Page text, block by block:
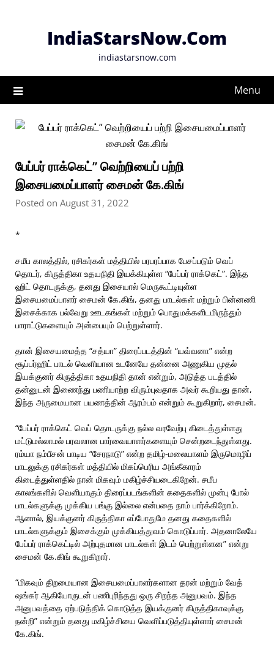
IndiaStarsNow.Com
indiastarsnow.com
Menu
பேப்பர் ராக்கெட்” வெற்றியைப் பற்றி
இசையமைப்பாளர் சைமன் கே.கிங்
Posted on August 31, 2022
*
சமீப காலத்தில், ரசிகர்கள் மத்தியில் பரபரப்பாக பேசப்படும் வெப்
தொடர், கிருத்திகா உதயநிதி இயக்கியுள்ள “பேப்பர் ராக்கெட்”. இந்த
ஹிட் தொடருக்கு, தனது இசையால் மெருகூட்டியுள்ள
இசையமைப்பாளர் சைமன் கே.கிங், தனது பாடல்கள் மற்றும் பின்னணி
இசைக்காக பல்வேறு ஊடகங்கள் மற்றும் பொதுமக்களிடமிருந்தும்
பாராட்டுகளையும் அன்பையும் பெற்றுள்ளார்.
தான் இசையமைத்த “சத்யா” திரைப்படத்தின் “யவ்வனா” என்ற
சூப்பர்ஹிட் பாடல் வெளியான உடனேயே தன்னை அணுகிய முதல்
இயக்குனர் கிருத்திகா உதயநிதி தான் என்றும், அடுத்த படத்தில்
தன்னுடன் இணைந்து பணியாற்ற விரும்புவதாக அவர் கூறியது தான்,
இந்த அருமையான பயணத்தின் ஆரம்பம் என்றும் கூறுகிறார், சைமன்.
“பேப்பர் ராக்கெட் வெப் தொடருக்கு நல்ல வரவேற்பு கிடைத்துள்ளது
மட்டுமல்லாமல் பரவலான பார்வையாளர்களையும் சென்றடைந்துள்ளது.
ரம்யா நம்பீசன் பாடிய “சேரநாடு” என்ற தமிழ்-மலையாளம் இருமொழிப்
பாடலுக்கு ரசிகர்கள் மத்தியில் மிகப்பெரிய அங்கீகாரம்
கிடைத்துள்ளதில் நான் மிகவும் மகிழ்ச்சியடைகிறேன். சமீப
காலங்களில் வெளியாகும் திரைப்படங்களின் கதைகளில் முன்பு போல்
பாடல்களுக்கு முக்கிய பங்கு இல்லை என்பதை நாம் பார்க்கிறோம்.
ஆனால், இயக்குனர் கிருத்திகா எப்போதுமே தனது கதைகளில்
பாடல்களுக்கும் இசைக்கும் முக்கியத்துவம் கொடுப்பார். அதனாலேயே
பேப்பர் ராக்கெட்டில் அற்புதமான பாடல்கள் இடம் பெற்றுள்ளன” என்று
சைமன் கே.கிங் கூறுகிறார்.
“மிகவும் திறமையான இசையமைப்பாளர்களான தரன் மற்றும் வேத்
ஷங்கர் ஆகியோருடன் பணிபுரிந்தது ஒரு சிறந்த அனுபவம். இந்த
அனுபவத்தை ஏற்படுத்திக் கொடுத்த இயக்குனர் கிருத்திகாவுக்கு
நன்றி” என்றும் தனது மகிழ்ச்சியை வெளிப்படுத்தியுள்ளார் சைமன்
கே.கிங்.